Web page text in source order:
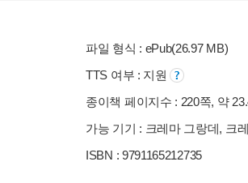
파일 형식 : ePub(26.97 MB)
TTS 여부 : 지원
종이책 페이지수 : 220쪽, 약
가능 기기 : 크레마 그랑데, 크
ISBN : 9791165212735